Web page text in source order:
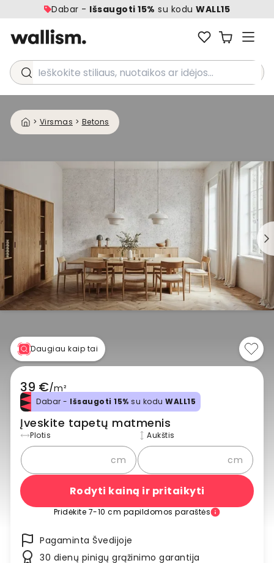
Dabar - Išsaugoti 15% su kodu WALL15
Ieškokite stiliaus, nuotaikos ar idėjos...
> Virsmas > Betons
Daugiau kaip tai
39 €/m²
Dabar - Išsaugoti 15% su kodu WALL15
Įveskite tapetų matmenis
Plotis
cm
Aukštis
cm
Rodyti kainą ir pritaikyti
Pridėkite 7-10 cm papildomos paraštės
Pagaminta Švedijoje
30 dienų pinigų grąžinimo garantija